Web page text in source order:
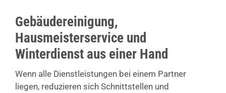
Gebäudereinigung,
Hausmeisterservice und
Winterdienst aus einer Hand
Wenn alle Dienstleistungen bei einem Partner
liegen, reduzieren sich Schnittstellen und